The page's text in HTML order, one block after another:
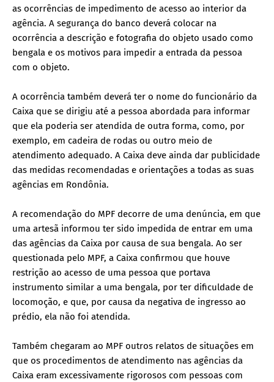
as ocorrências de impedimento de acesso ao interior da
agência. A segurança do banco deverá colocar na
ocorrência a descrição e fotografia do objeto usado como
bengala e os motivos para impedir a entrada da pessoa
com o objeto.
A ocorrência também deverá ter o nome do funcionário da
Caixa que se dirigiu até a pessoa abordada para informar
que ela poderia ser atendida de outra forma, como, por
exemplo, em cadeira de rodas ou outro meio de
atendimento adequado. A Caixa deve ainda dar publicidade
das medidas recomendadas e orientações a todas as suas
agências em Rondônia.
A recomendação do MPF decorre de uma denúncia, em que
uma artesã informou ter sido impedida de entrar em uma
das agências da Caixa por causa de sua bengala. Ao ser
questionada pelo MPF, a Caixa confirmou que houve
restrição ao acesso de uma pessoa que portava
instrumento similar a uma bengala, por ter dificuldade de
locomoção, e que, por causa da negativa de ingresso ao
prédio, ela não foi atendida.
Também chegaram ao MPF outros relatos de situações em
que os procedimentos de atendimento nas agências da
Caixa eram excessivamente rigorosos com pessoas com